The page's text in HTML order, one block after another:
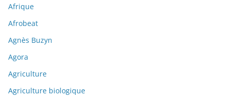
Afrique
Afrobeat
Agnès Buzyn
Agora
Agriculture
Agriculture biologique